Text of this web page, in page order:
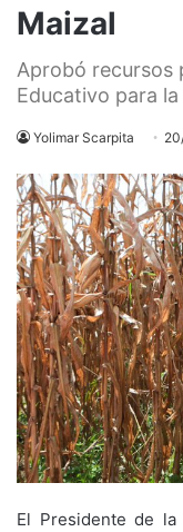
Maizal
Aprobó recursos
Educativo para
Yolimar Scarpita
El Presidente de la